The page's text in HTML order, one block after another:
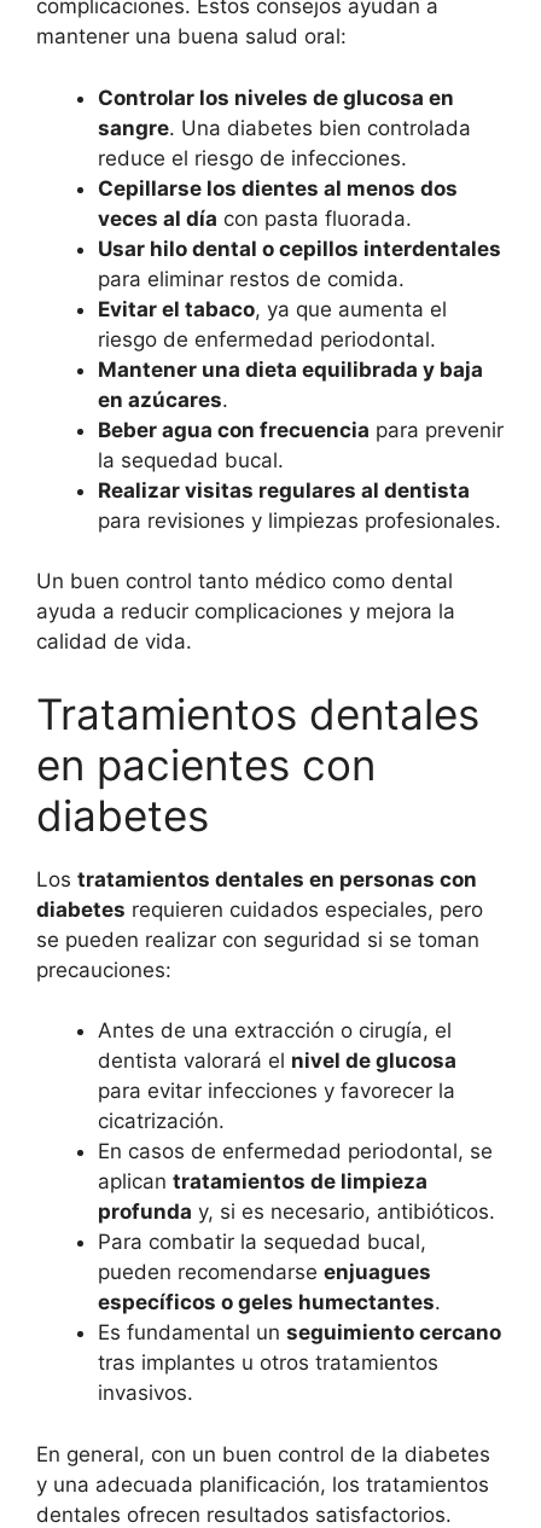
complicaciones. Estos consejos ayudan a
mantener una buena salud oral:
Controlar los niveles de glucosa en
sangre. Una diabetes bien controlada
reduce el riesgo de infecciones.
Cepillarse los dientes al menos dos
veces al día con pasta fluorada.
Usar hilo dental o cepillos interdentales
para eliminar restos de comida.
Evitar el tabaco, ya que aumenta el
riesgo de enfermedad periodontal.
Mantener una dieta equilibrada y baja
en azúcares.
Beber agua con frecuencia para prevenir
la sequedad bucal.
Realizar visitas regulares al dentista
para revisiones y limpiezas profesionales.
Un buen control tanto médico como dental
ayuda a reducir complicaciones y mejora la
calidad de vida.
Tratamientos dentales
en pacientes con
diabetes
Los tratamientos dentales en personas con
diabetes requieren cuidados especiales, pero
se pueden realizar con seguridad si se toman
precauciones:
Antes de una extracción o cirugía, el
dentista valorará el nivel de glucosa
para evitar infecciones y favorecer la
cicatrización.
En casos de enfermedad periodontal, se
aplican tratamientos de limpieza
profunda y, si es necesario, antibióticos.
Para combatir la sequedad bucal,
pueden recomendarse enjuagues
específicos o geles humectantes.
Es fundamental un seguimiento cercano
tras implantes u otros tratamientos
invasivos.
En general, con un buen control de la diabetes
y una adecuada planificación, los tratamientos
dentales ofrecen resultados satisfactorios.